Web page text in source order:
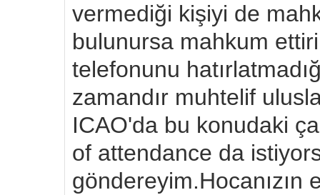
vermediği kişiyi de
bulunursa mahkum
telefonunu
zamandır muhtelif
ICAO'da bu konudaki
of attendance da
göndereyim.Hocanızın